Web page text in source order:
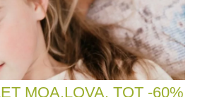
MOA.LOVA. TOT -60%